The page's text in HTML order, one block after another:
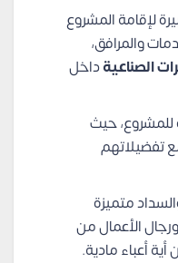
لإقامة المشروع
والمرافق،
الصناعيةداخل
للمشروع، حيث
تفضيلاتهم
متميزة
الأعمال من
أعباء مادية.